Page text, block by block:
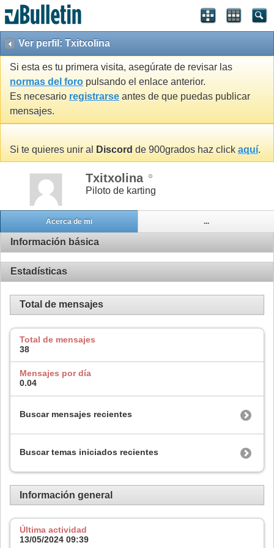
Ver perfil: Txitxolina
Si esta es tu primera visita, asegúrate de revisar las
normas del foro pulsando el enlace anterior.
Es necesario registrarse antes de que puedas publicar
mensajes.
Si te quieres unir al Discord de 900grados haz click aquí.
Txitxolina
Piloto de karting
Acerca de mi ...
Información básica
Estadísticas
Total de mensajes
Total de mensajes
38
Mensajes por día
0.04
Buscar mensajes recientes
Buscar temas iniciados recientes
Información general
Última actividad
13/05/2024 09:39